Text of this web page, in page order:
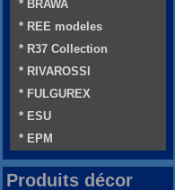
* BRAWA
* REE modeles
* R37 Collection
* RIVAROSSI
* FULGUREX
* ESU
* EPM
Produits décor